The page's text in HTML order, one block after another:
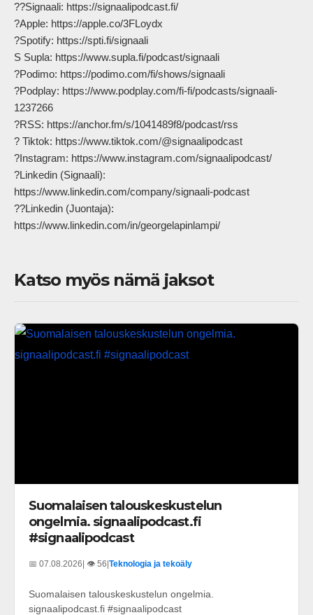
??Signaali: https://signaalipodcast.fi/
?Apple: https://apple.co/3FLoydx
?Spotify: https://spti.fi/signaali
S Supla: https://www.supla.fi/podcast/signaali
?Podimo: https://podimo.com/fi/shows/signaali
?Podplay: https://www.podplay.com/fi-fi/podcasts/signaali-
1237266
?RSS: https://anchor.fm/s/1041489f8/podcast/rss
? Tiktok: https://www.tiktok.com/@signaalipodcast
?Instagram: https://www.instagram.com/signaalipodcast/
?Linkedin (Signaali):
https://www.linkedin.com/company/signaali-podcast
??Linkedin (Juontaja):
https://www.linkedin.com/in/georgelapinlampi/
Katso myös nämä jaksot
Suomalaisen talouskeskustelun
ongelmia. signaalipodcast.fi
#signaalipodcast
📅 07.08.2026| 👁️ 56|Teknologia ja tekoäly
Suomalaisen talouskeskustelun ongelmia.
signaalipodcast.fi #signaalipodcast